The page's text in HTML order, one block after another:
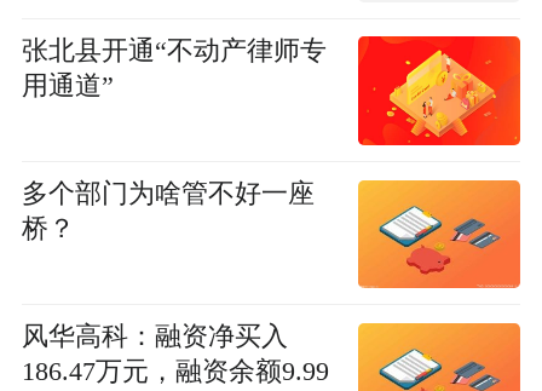
张北县开通“不动产律师专
用通道”
多个部门为啥管不好一座
桥？
风华高科：融资净买入
186.47万元，融资余额9.99